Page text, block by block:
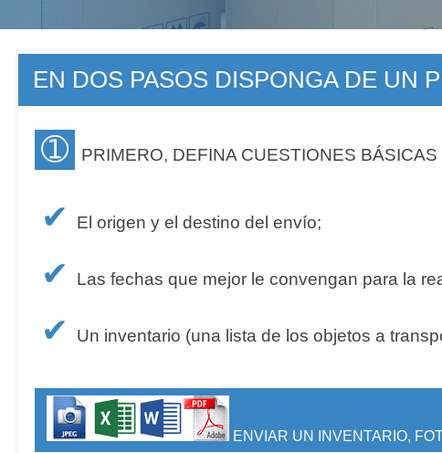
EN DOS PASOS DISPONGA DE UN
➀ PRIMERO, DEFINA CUESTIONES
✔ El origen y el destino del envío;
✔ Las fechas que mejor le convengan para la
✔ Un inventario (una lista de los objetos a
ENVIAR UN INVENTARIO,